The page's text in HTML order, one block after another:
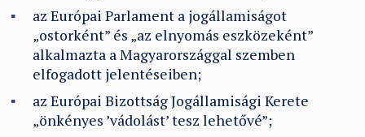
az Európai Parlament a jogállamiságot
„ostorként” és „az elnyomás eszközeként”
alkalmazta a Magyarországgal szemben
elfogadott jelentéseiben;
az Európai Bizottság Jogállamisági Kerete
„önkényes ’vádolást’ tesz lehetővé”;